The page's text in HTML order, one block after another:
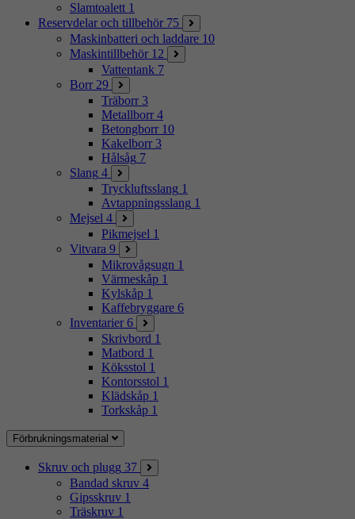
Slamtoalett 1
Reservdelar och tillbehör 75
Maskinbatteri och laddare 10
Maskintillbehör 12
Vattentank 7
Borr 29
Träborr 3
Metallborr 4
Betongborr 10
Kakelborr 3
Hålsåg 7
Slang 4
Tryckluftsslang 1
Avtappningsslang 1
Mejsel 4
Pikmejsel 1
Vitvara 9
Mikrovågsugn 1
Värmeskåp 1
Kylskåp 1
Kaffebryggare 6
Inventarier 6
Skrivbord 1
Matbord 1
Köksstol 1
Kontorsstol 1
Klädskåp 1
Torkskåp 1
Förbrukningsmaterial
Skruv och plugg 37
Bandad skruv 4
Gipsskruv 1
Träskruv 1